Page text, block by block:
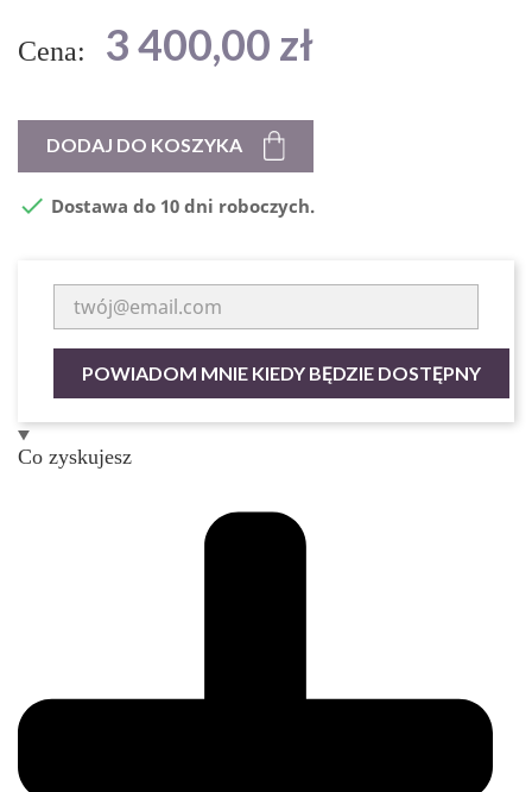
Cena: 3 400,00 zł
DODAJ DO KOSZYKA
 Dostawa do 10 dni roboczych.
POWIADOM MNIE KIEDY BĘDZIE DOSTĘPNY
Co zyskujesz